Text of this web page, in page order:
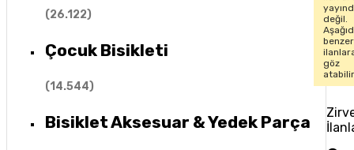
(26.122)
Çocuk Bisikleti
(14.544)
Bisiklet Aksesuar & Yedek Parça
değil.
benzer
göz